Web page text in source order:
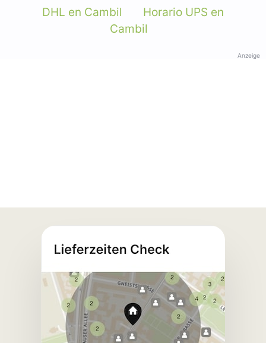
DHL en Cambil
Horario UPS en
Cambil
Anzeige